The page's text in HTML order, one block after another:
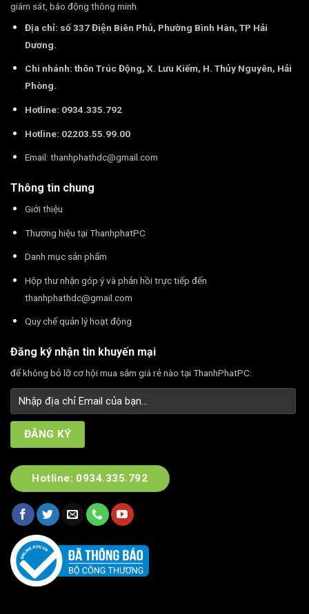
giám sát, báo động thông minh.
Địa chỉ: số 337 Điện Biên Phủ, Phường Bình Hàn, TP Hải
Dương.
Chi nhánh: thôn Trúc Động, X. Lưu Kiếm, H. Thủy Nguyên, Hải
Phòng.
Hotline: 0934.335.792
Hotline: 02203.55.99.00
Email: thanhphathdc@gmail.com
Thông tin chung
Giới thiệu
Thương hiệu tại ThanhphatPC
Danh mục sản phẩm
Hộp thư nhận góp ý và phản hồi trực tiếp đến
thanhphathdc@gmail.com
Quy chế quản lý hoạt động
Đăng ký nhận tin khuyến mại
để không bỏ lỡ cơ hội mua sắm giá rẻ nào tại ThanhPhatPC:
Hotline: 0934.335.792